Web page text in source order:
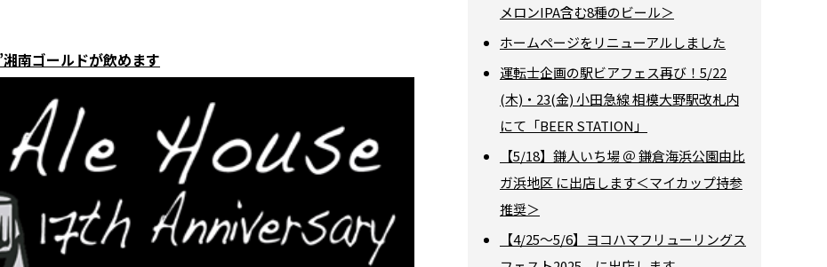
南ゴールドが飲めます
メロンIPA含む8種のビール＞
ホームページをリニューアルしました
運転士企画の駅ビアフェス再び！5/22
(木)・23(金) 小田急線 相模大野駅改札内
にて「BEER STATION」
【5/18】鎌人いち場 ＠ 鎌倉海浜公園由比
ガ浜地区 に出店します＜マイカップ持参
推奨＞
【4/25～5/6】ヨコハマフリューリングス